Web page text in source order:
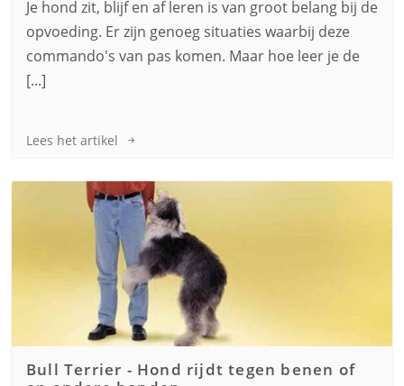
Je hond zit, blijf en af leren is van groot belang bij de
opvoeding. Er zijn genoeg situaties waarbij deze
commando's van pas komen. Maar hoe leer je de
[...]
Lees het artikel
Bull Terrier - Hond rijdt tegen benen of